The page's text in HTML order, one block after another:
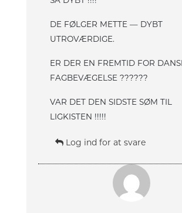
DE FØLGER METTE — DYBT
UTROVÆRDIGE.
ER DER EN FREMTID FOR
FAGBEVÆGELSE ??????
VAR DET DEN SIDSTE SØM TIL
LIGKISTEN !!!!!
Log ind for at svare